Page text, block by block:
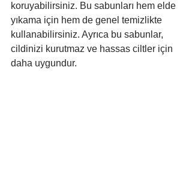
koruyabilirsiniz. Bu sabunları hem elde
yıkama için hem de genel temizlikte
kullanabilirsiniz. Ayrıca bu sabunlar,
cildinizi kurutmaz ve hassas ciltler için
daha uygundur.